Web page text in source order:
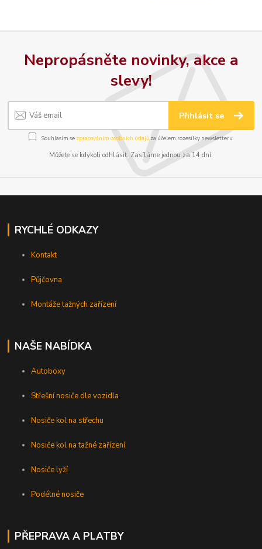
Nepropásněte novinky, akce a
slevy!
Přihlásit se
Souhlasím se zpracováním osobních údajůza účelem rozesílky newsletteru.
Můžete se kdykoli odhlásit. Zasíláme jednou za 14 dní.
RYCHLÉ ODKAZY
Kontakt
Půjčovna
Montáže tažných zařízení
NAŠE NABÍDKA
Autoboxy
Střešní nosiče dle vozidla
Nosiče kol na střechu
Nosiče kol na tažné zařízení
Nosiče lyží
Podélné nosiče
PŘEPRAVA A PLATBY